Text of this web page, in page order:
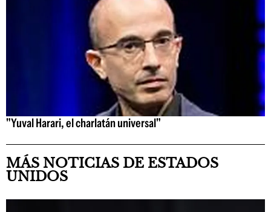
"Yuval Harari, el charlatán universal"
MÁS NOTICIAS DE ESTADOS
UNIDOS